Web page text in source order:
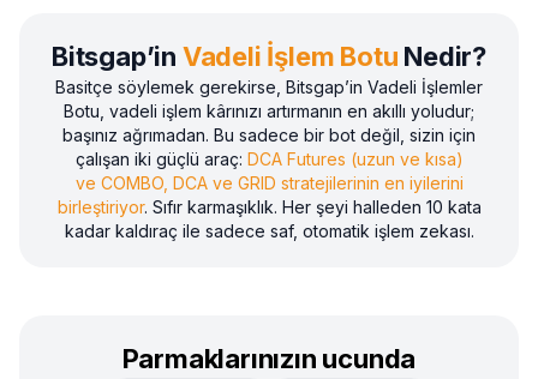
Bitsgap’in Vadeli İşlem Botu Nedir?
Basitçe söylemek gerekirse, Bitsgap’in Vadeli İşlemler
Botu, vadeli işlem kârınızı artırmanın en akıllı yoludur;
başınız ağrımadan. Bu sadece bir bot değil, sizin için
çalışan iki güçlü araç: DCA Futures (uzun ve kısa)
ve COMBO, DCA ve GRID stratejilerinin en iyilerini
birleştiriyor. Sıfır karmaşıklık. Her şeyi halleden 10 kata
kadar kaldıraç ile sadece saf, otomatik işlem zekası.
Parmaklarınızın ucunda